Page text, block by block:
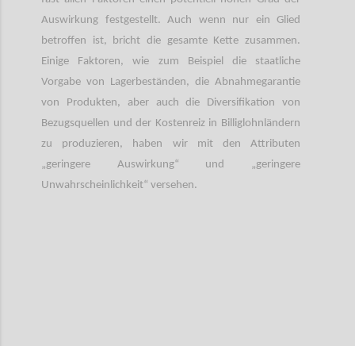
Auswirkung festgestellt. Auch wenn nur ein Glied
betroffen ist, bricht die gesamte Kette zusammen.
Einige Faktoren, wie zum Beispiel die staatliche
Vorgabe von Lagerbeständen, die Abnahmegarantie
von Produkten, aber auch die Diversifikation von
Bezugsquellen und der Kostenreiz in Billiglohnländern
zu produzieren, haben wir mit den Attributen
„geringere Auswirkung“ und „geringere
Unwahrscheinlichkeit“ versehen.